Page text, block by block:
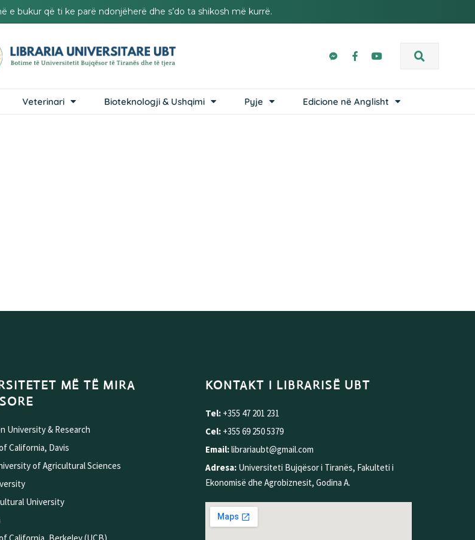
e bukur që ti ke parë ndonjëherë dhe s’do ta shikosh më kurrë.
Veterinari Bioteknologji & Ushqimi Pyje Edicione në Anglisht
MË TË MIRA
University & Research
California, Davis
of Agricultural Sciences
University
KONTAKT I LIBRARISË UBT
Tel: +355 47 201 231
Cel: +355 69 250 5379
Email:librariaubt@gmail.com
Adresa: Universiteti Bujqësor i Tiranës, Fakulteti i
Ekonomisë dhe Agrobiznesit, Godina A.